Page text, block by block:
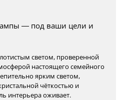
— под ваши цели и
светом, проверенной
настоящего семейного
ярким светом,
чёткостью и
интерьера оживает.